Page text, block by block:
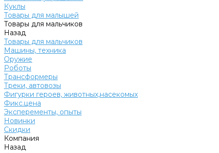
Куклы
Товары для малышей
Товары для мальчиков
Назад
Товары для мальчиков
Машины, техника
Оружие
Роботы
Трансформеры
Треки, автовозы
Фигурки героев, животных,насекомых
Фикс.цена
Эксперементы, опыты
Новинки
Скидки
Компания
Назад